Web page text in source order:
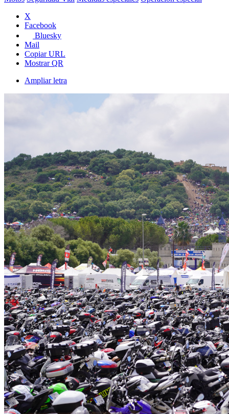
X
Facebook
Bluesky
Mail
Copiar URL
Mostrar QR
Ampliar letra